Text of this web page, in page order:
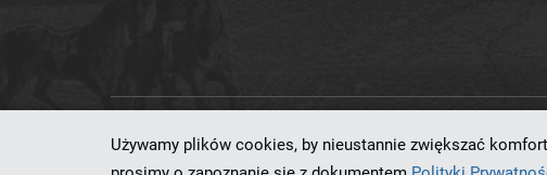
Ten serwis działa dzięki oprogramowaniu
Używamy plików cookies, by nieustannie zwiększać